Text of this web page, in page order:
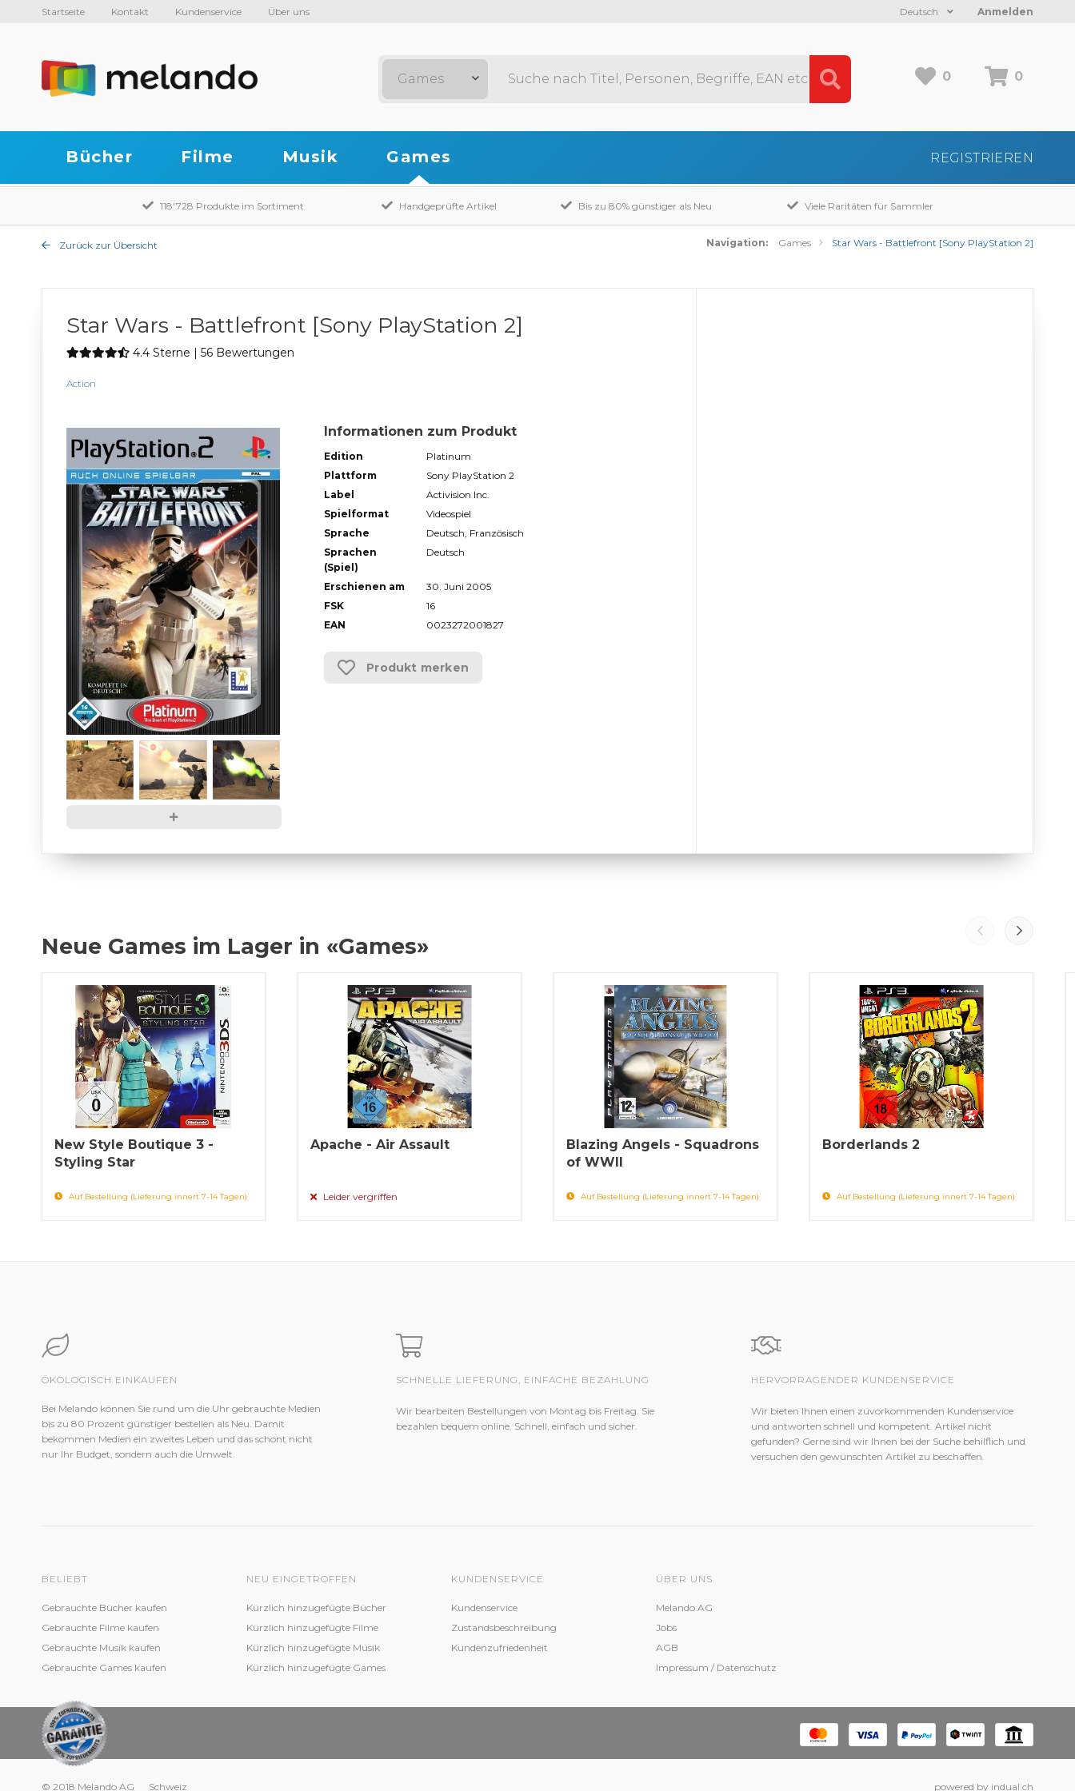
Startseite Kontakt Kundenservice Über uns Anmelden
Deutsch
0 0
Games
Bücher Filme Musik Games REGISTRIEREN
118'728 Produkte im Sortiment Handgeprüfte Artikel Bis zu 80% günstiger als Neu Viele Raritäten für Sammler
Zurück zur Übersicht Navigation: Games Star Wars - Battlefront [Sony PlayStation 2]
Star Wars - Battlefront [Sony PlayStation 2]
4.4 Sterne | 56 Bewertungen
Action
Informationen zum Produkt
Edition
Platinum
Plattform
Sony PlayStation 2
Label
Activision Inc.
Spielformat
Videospiel
Sprache
Deutsch, Französisch
Sprachen
(Spiel)
Deutsch
Erschienen am
30. Juni 2005
FSK
16
EAN
0023272001827
Produkt merken
Neue Games im Lager in «Games»
New Style Boutique 3 -
Styling Star
Auf Bestellung (Lieferung innert 7-14 Tagen)
Apache - Air Assault
Leider vergriffen
Blazing Angels - Squadrons
of WWII
Auf Bestellung (Lieferung innert 7-14 Tagen)
Borderlands 2
Auf Bestellung (Lieferung innert 7-14 Tagen)
ÖKOLOGISCH EINKAUFEN
Bei Melando können Sie rund um die Uhr gebrauchte Medien
bis zu 80 Prozent günstiger bestellen als Neu. Damit
bekommen Medien ein zweites Leben und das schont nicht
nur Ihr Budget, sondern auch die Umwelt.
SCHNELLE LIEFERUNG, EINFACHE BEZAHLUNG
Wir bearbeiten Bestellungen von Montag bis Freitag. Sie
bezahlen bequem online. Schnell, einfach und sicher.
HERVORRAGENDER KUNDENSERVICE
Wir bieten Ihnen einen zuvorkommenden Kundenservice
und antworten schnell und kompetent. Artikel nicht
gefunden? Gerne sind wir Ihnen bei der Suche behilflich und
versuchen den gewünschten Artikel zu beschaffen.
BELIEBT
Gebrauchte Bücher kaufen
Gebrauchte Filme kaufen
Gebrauchte Musik kaufen
Gebrauchte Games kaufen
NEU EINGETROFFEN
Kürzlich hinzugefügte Bücher
Kürzlich hinzugefügte Filme
Kürzlich hinzugefügte Musik
Kürzlich hinzugefügte Games
KUNDENSERVICE
Kundenservice
Zustandsbeschreibung
Kundenzufriedenheit
ÜBER UNS
Melando AG
Jobs
AGB
Impressum / Datenschutz
© 2018 Melando AG Schweiz powered by indual.ch